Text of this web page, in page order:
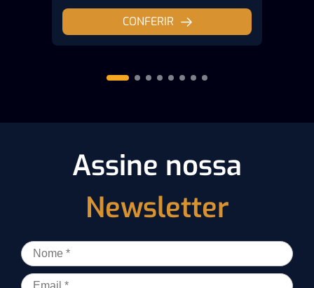
CONFERIR
Assine nossa
Newsletter